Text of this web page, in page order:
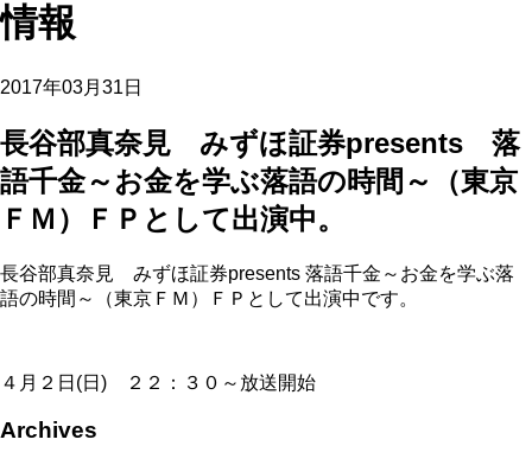
情報
2017年03月31日
長谷部真奈見 みずほ証券presents 落
語千金～お金を学ぶ落語の時間～（東京
ＦＭ）ＦＰとして出演中。
長谷部真奈見 みずほ証券presents 落語千金～お金を学ぶ落
語の時間～（東京ＦＭ）ＦＰとして出演中です。
４月２日(日) ２２：３０～放送開始
Archives